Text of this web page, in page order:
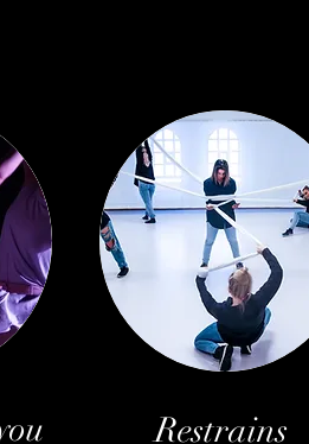
Restrains